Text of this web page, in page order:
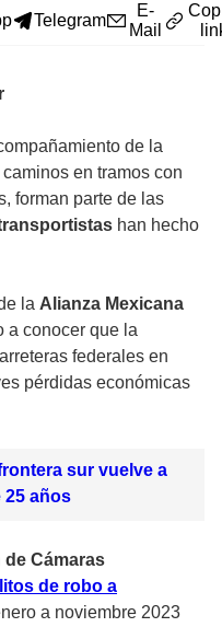
Telegram
E-
Mail
de la
en tramos con
forman parte de las
han hecho
la Alianza Mexicana
a conocer que la
federales en
pérdidas económicas
sur vuelve a
25 años
Cámaras
de robo a
a noviembre 2023